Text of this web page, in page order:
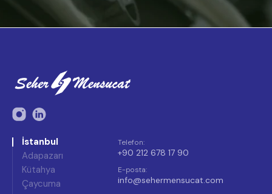
İstanbul
Adapazarı
Kütahya
Çaycuma
Telefon:
+90 212 678 17 90
E-posta:
info@sehermensucat.com